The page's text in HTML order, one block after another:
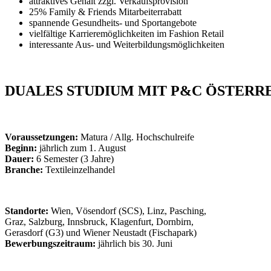
25% Family & Friends Mitarbeiterrabatt
spannende Gesundheits- und Sportangebote
vielfältige Karrieremöglichkeiten im Fashion Retail
interessante Aus- und Weiterbildungsmöglichkeiten
DUALES STUDIUM MIT P&C
Voraussetzungen: Matura / Allg. Hochschulreife
Beginn: jährlich zum 1. August
Dauer: 6 Semester (3 Jahre)
Branche: Textileinzelhandel
Standorte: Wien, Vösendorf (SCS), Linz, Pasching,
Graz, Salzburg, Innsbruck, Klagenfurt, Dornbirn,
Gerasdorf (G3) und Wiener Neustadt (Fischapark)
Bewerbungszeitraum: jährlich bis 30. Juni